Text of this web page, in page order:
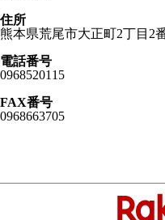
住所
熊本県荒尾市大正町2丁目2
電話番号
0968520115
FAX番号
0968663705